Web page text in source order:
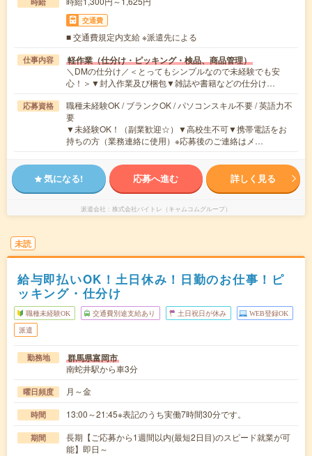
交通費
■ 交通費規定内支給 ※派遣先による
仕事内容 軽作業（仕分け・ピッキング・検品、商品管理）
＼DMの仕分け／＜とってもシンプルなので未経験でも安
心！＞▼封入作業及び梱包▼雑誌や書籍などの仕分け…
応募資格
職種未経験OK / ブランクOK / パソコンスキル不要 / 英語力不
要
▼未経験OK！（副業歓迎☆）▼高校生不可▼携帯電話をお
持ちの方（業務連絡に使用）※応募後のご連絡はメ…
気になる! 応募へ進む 詳しく見る
派遣会社 株式会社バイトレ（キャムコムグループ）
未読
給与即払いOK！土日休み！日勤のお仕事！ピ
ッキング・仕分け
職種未経験OK 交通費別途支給あり 土日祝日が休み WEB登録OK
派遣
勤務地 群馬県富岡市
南蛇井駅から車3分
曜日頻度 月～金
時間 13:00～21:45※表記のうち実働7時間30分です。
期間
長期【ご応募から1週間以内(最短2日目)のスピード就業が可
能】即日～